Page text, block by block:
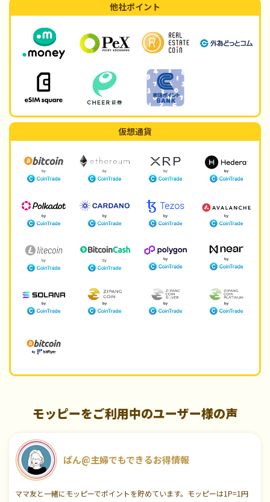
他社ポイント
仮想通貨
モッピーをご利用中のユーザー様の声
ぱん@主婦でもできるお得情報
ママ友と一緒にモッピーでポイントを貯めています。モッピーは1P=1円